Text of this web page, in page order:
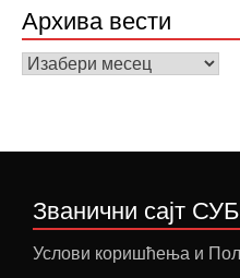
Архива вести
Архива
Званични сајт
Услови коришћења и